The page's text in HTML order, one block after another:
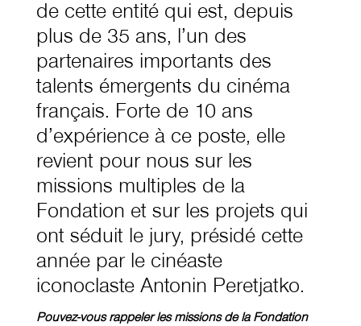
de cette entité qui est, depuis
plus de 35 ans, l’un des
partenaires importants des
talents émergents du cinéma
français. Forte de 10 ans
d’expérience à ce poste, elle
revient pour nous sur les
missions multiples de la
Fondation et sur les projets qui
ont séduit le jury, présidé cette
année par le cinéaste
iconoclaste Antonin Peretjatko.
Pouvez-vous rappeler les missions de la Fondation